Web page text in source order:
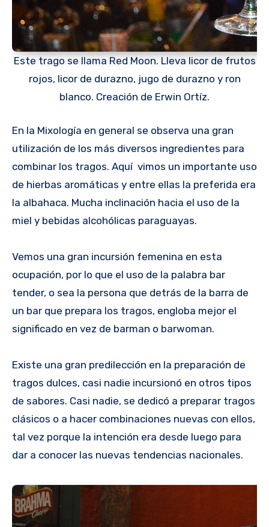
Este trago se llama Red Moon. Lleva licor de frutos
rojos, licor de durazno, jugo de durazno y ron
blanco. Creación de Erwin Ortíz.
En la Mixología en general se observa una gran
utilización de los más diversos ingredientes para
combinar los tragos. Aquí vimos un importante uso
de hierbas aromáticas y entre ellas la preferida era
la albahaca. Mucha inclinación hacia el uso de la
miel y bebidas alcohólicas paraguayas.
Vemos una gran incursión femenina en esta
ocupación, por lo que el uso de la palabra bar
tender, o sea la persona que detrás de la barra de
un bar que prepara los tragos, engloba mejor el
significado en vez de barman o barwoman.
Existe una gran predilección en la preparación de
tragos dulces, casi nadie incursionó en otros tipos
de sabores. Casi nadie, se dedicó a preparar tragos
clásicos o a hacer combinaciones nuevas con ellos,
tal vez porque la intención era desde luego para
dar a conocer las nuevas tendencias nacionales.